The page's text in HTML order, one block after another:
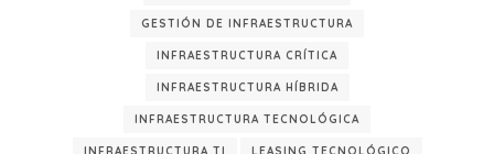
GESTIÓN DE INFRAESTRUCTURA
INFRAESTRUCTURA CRÍTICA
INFRAESTRUCTURA HÍBRIDA
INFRAESTRUCTURA TECNOLÓGICA
INFRAESTRUCTURA TI LEASING TECNOLÓGICO